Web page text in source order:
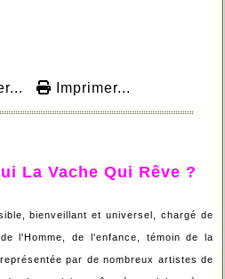
Imprimer...
La Vache Qui Rêve ?
bienveillant et universel, chargé de
l'Homme, de l'enfance, témoin de la
par de nombreux artistes de